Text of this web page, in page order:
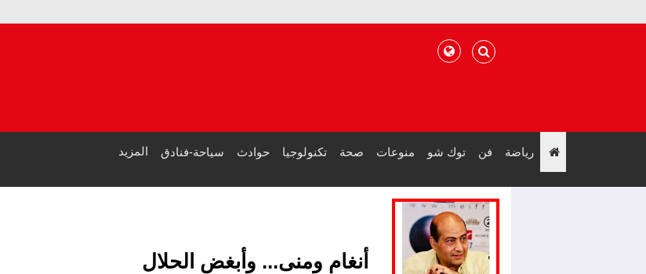
رياضة فن توك شو منوعات صحة تكنولوجيا حوادث سياحة-فنادق المزيد
أنغام ومنى... وأبغض الحلال